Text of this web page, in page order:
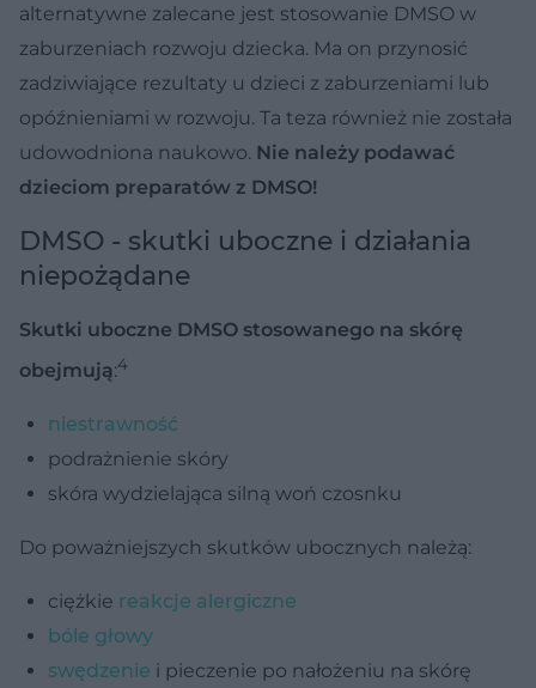
alternatywne zalecane jest stosowanie DMSO w
zaburzeniach rozwoju dziecka. Ma on przynosić
zadziwiające rezultaty u dzieci z zaburzeniami lub
opóźnieniami w rozwoju. Ta teza również nie została
udowodniona naukowo. Nie należy podawać
dzieciom preparatów z DMSO!
DMSO - skutki uboczne i działania
niepożądane
Skutki uboczne DMSO stosowanego na skórę
obejmują:4
niestrawność
podrażnienie skóry
skóra wydzielająca silną woń czosnku
Do poważniejszych skutków ubocznych należą:
ciężkie reakcje alergiczne
bóle głowy
swędzenie i pieczenie po nałożeniu na skórę